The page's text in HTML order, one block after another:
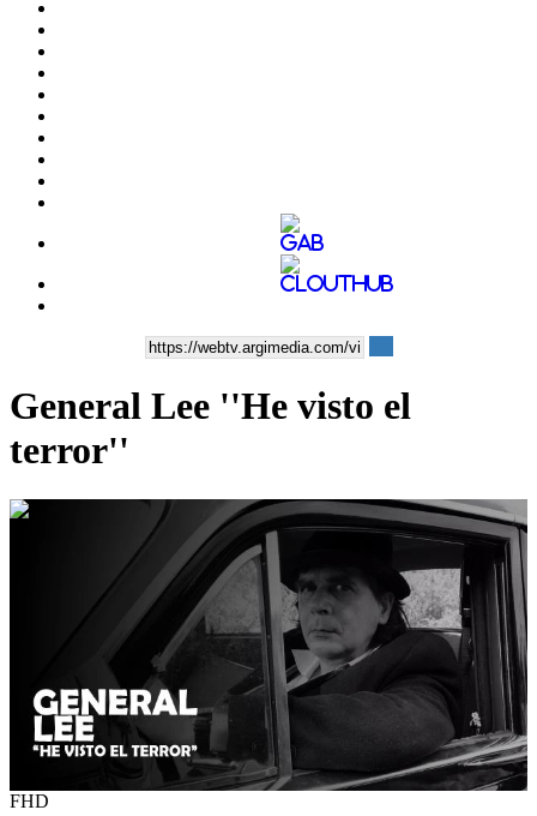
General Lee ''He visto el
terror''
0:03:35
FHD